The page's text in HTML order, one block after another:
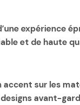
expérience
et de haute
sur les
avant-